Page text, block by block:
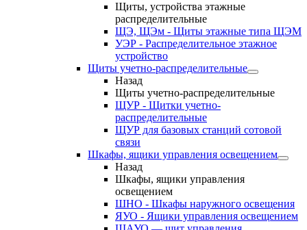
Щиты, устройства этажные
распределительные
ЩЭ, ЩЭм - Щиты этажные типа ЩЭМ
УЭР - Распределительное этажное
устройство
Щиты учетно-распределительные
Назад
Щиты учетно-распределительные
ЩУР - Щитки учетно-
распределительные
ЩУР для базовых станций сотовой
связи
Шкафы, ящики управления освещением
Назад
Шкафы, ящики управления
освещением
ШНО - Шкафы наружного освещения
ЯУО - Ящики управления освещением